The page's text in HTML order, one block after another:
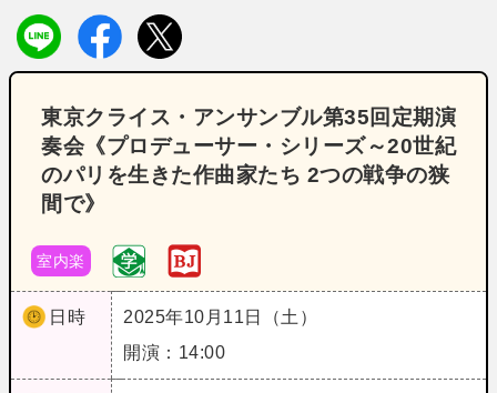
東京クライス・アンサンブル第35回定期演
奏会《プロデューサー・シリーズ～20世紀
のパリを生きた作曲家たち 2つの戦争の狭
間で》
室内楽
日時
2025年10月11日（土）
開演：14:00